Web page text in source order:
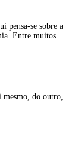
pensa-se sobre a
Entre muitos
mesmo, do outro,